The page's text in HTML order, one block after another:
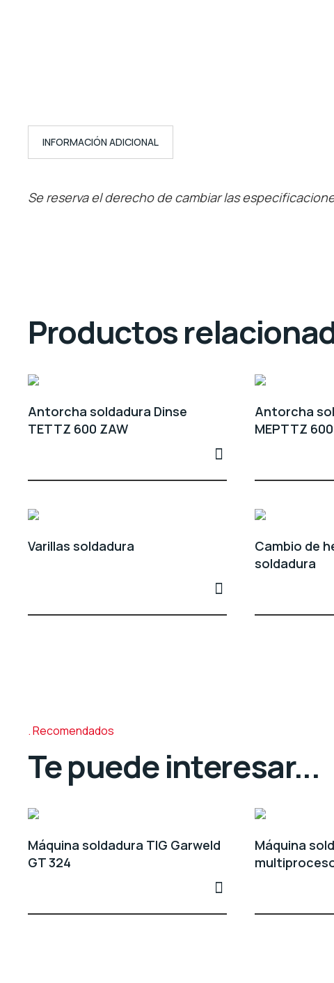
INFORMACIÓN ADICIONAL
Se reserva el derecho de cambiar las
Productos
Antorcha soldadura Dinse
TETTZ 600 ZAW
Antorcha
MEPTTZ
Varillas soldadura
Cambio de
soldadura
Recomendados
Te puede interesar...
Máquina soldadura TIG Garweld
GT 324
Máquina